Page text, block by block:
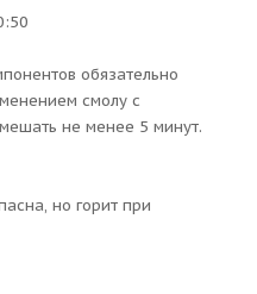
обязательно
смолу с
не менее 5 минут.
но горит при